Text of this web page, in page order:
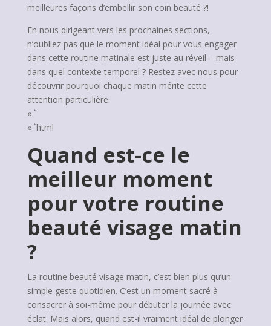
meilleures façons d’embellir son coin beauté ?!
En nous dirigeant vers les prochaines sections,
n’oubliez pas que le moment idéal pour vous engager
dans cette routine matinale est juste au réveil – mais
dans quel contexte temporel ? Restez avec nous pour
découvrir pourquoi chaque matin mérite cette
attention particulière.
« `
« `html
Quand est-ce le
meilleur moment
pour votre routine
beauté visage matin
?
La routine beauté visage matin, c’est bien plus qu’un
simple geste quotidien. C’est un moment sacré à
consacrer à soi-même pour débuter la journée avec
éclat. Mais alors, quand est-il vraiment idéal de plonger